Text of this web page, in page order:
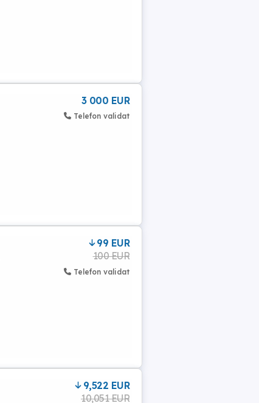
3 000 EUR
Telefon validat
99 EUR
100 EUR
Telefon validat
9,522 EUR
10,051 EUR